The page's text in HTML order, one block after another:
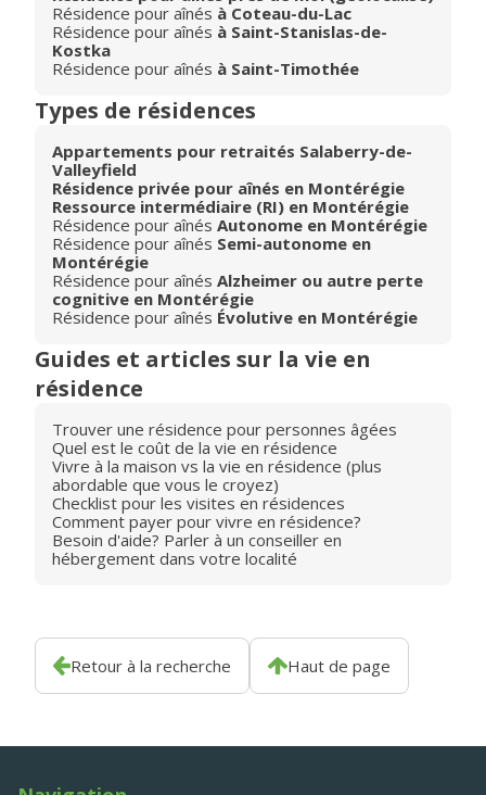
Résidence pour aînés à Coteau-du-Lac
Résidence pour aînés à Saint-Stanislas-de-
Kostka
Résidence pour aînés à Saint-Timothée
Types de résidences
Appartements pour retraités Salaberry-de-
Valleyfield
Résidence privée pour aînés en Montérégie
Ressource intermédiaire (RI) en Montérégie
Résidence pour aînés Autonome en Montérégie
Résidence pour aînés Semi-autonome en
Montérégie
Résidence pour aînés Alzheimer ou autre perte
cognitive en Montérégie
Résidence pour aînés Évolutive en Montérégie
Guides et articles sur la vie en
résidence
Trouver une résidence pour personnes âgées
Quel est le coût de la vie en résidence
Vivre à la maison vs la vie en résidence (plus
abordable que vous le croyez)
Checklist pour les visites en résidences
Comment payer pour vivre en résidence?
Besoin d'aide? Parler à un conseiller en
hébergement dans votre localité
Retour à la recherche Haut de page